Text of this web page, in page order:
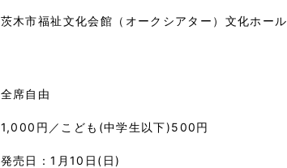
茨木市福祉文化会館（オークシアター）文化ホール
全席自由
1,000円／こども(中学生以下)500円
発売日：1月10日(日)